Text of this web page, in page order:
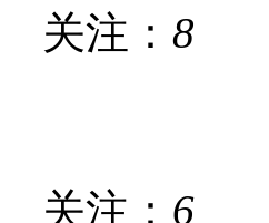
关注： 8
关注： 6